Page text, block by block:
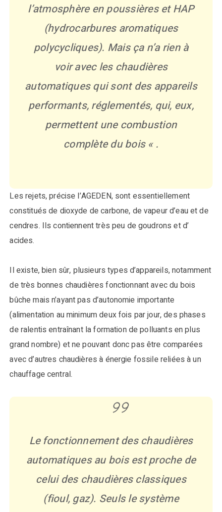
l’atmosphère en poussières et HAP
(hydrocarbures aromatiques
polycycliques). Mais ça n’a rien à
voir avec les chaudières
automatiques qui sont des appareils
performants, réglementés, qui, eux,
permettent une combustion
complète du bois « .
Les rejets, précise l’AGEDEN, sont essentiellement
constitués de dioxyde de carbone, de vapeur d’eau et de
cendres. Ils contiennent très peu de goudrons et d’
acides.
Il existe, bien sûr, plusieurs types d’appareils, notamment
de très bonnes chaudières fonctionnant avec du bois
bûche mais n’ayant pas d’autonomie importante
(alimentation au minimum deux fois par jour, des phases
de ralentis entraînant la formation de polluants en plus
grand nombre) et ne pouvant donc pas être comparées
avec d’autres chaudières à énergie fossile reliées à un
chauffage central.
Le fonctionnement des chaudières
automatiques au bois est proche de
celui des chaudières classiques
(fioul, gaz). Seuls le système